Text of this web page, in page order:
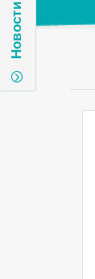
Новости